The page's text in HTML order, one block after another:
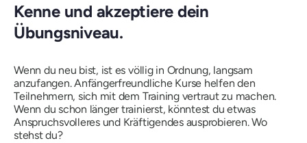
Kenne und akzeptiere dein
Übungsniveau.
Wenn du neu bist, ist es völlig in Ordnung, langsam
anzufangen. Anfängerfreundliche Kurse helfen den
Teilnehmern, sich mit dem Training vertraut zu machen.
Wenn du schon länger trainierst, könntest du etwas
Anspruchsvolleres und Kräftigendes ausprobieren. Wo
stehst du?